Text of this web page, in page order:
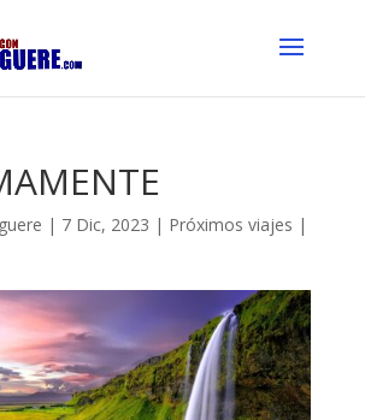
| 7 Dic, 2023 | Próximos viajes |